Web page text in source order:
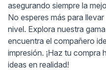
asegurando siempre la
No esperes más para
nivel. Explora nuestra
encuentra el compañero
impresión. ¡Haz tu compra
ideas en realidad!